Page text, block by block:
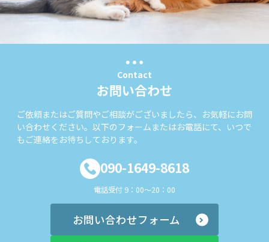
Contact
お問い合わせ
ご依頼またはご質問やご相談がございましたら、お気軽にお問
い合わせください。以下のフォームまたはお電話にて、いつで
もご連絡をお待ちしております。
090-1649-8618
電話受付 9：00～20：00
お問い合わせフォーム